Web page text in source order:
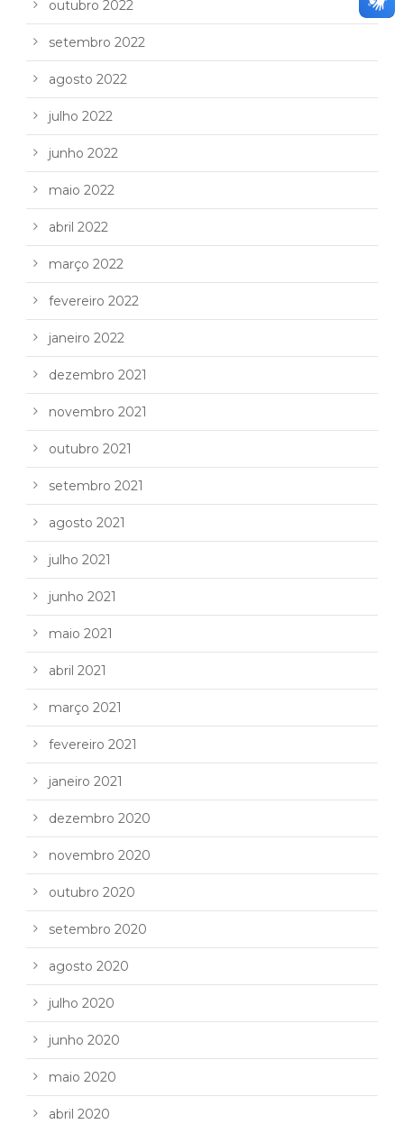
outubro 2022
setembro 2022
agosto 2022
julho 2022
junho 2022
maio 2022
abril 2022
março 2022
fevereiro 2022
janeiro 2022
dezembro 2021
novembro 2021
outubro 2021
setembro 2021
agosto 2021
julho 2021
junho 2021
maio 2021
abril 2021
março 2021
fevereiro 2021
janeiro 2021
dezembro 2020
novembro 2020
outubro 2020
setembro 2020
agosto 2020
julho 2020
junho 2020
maio 2020
abril 2020